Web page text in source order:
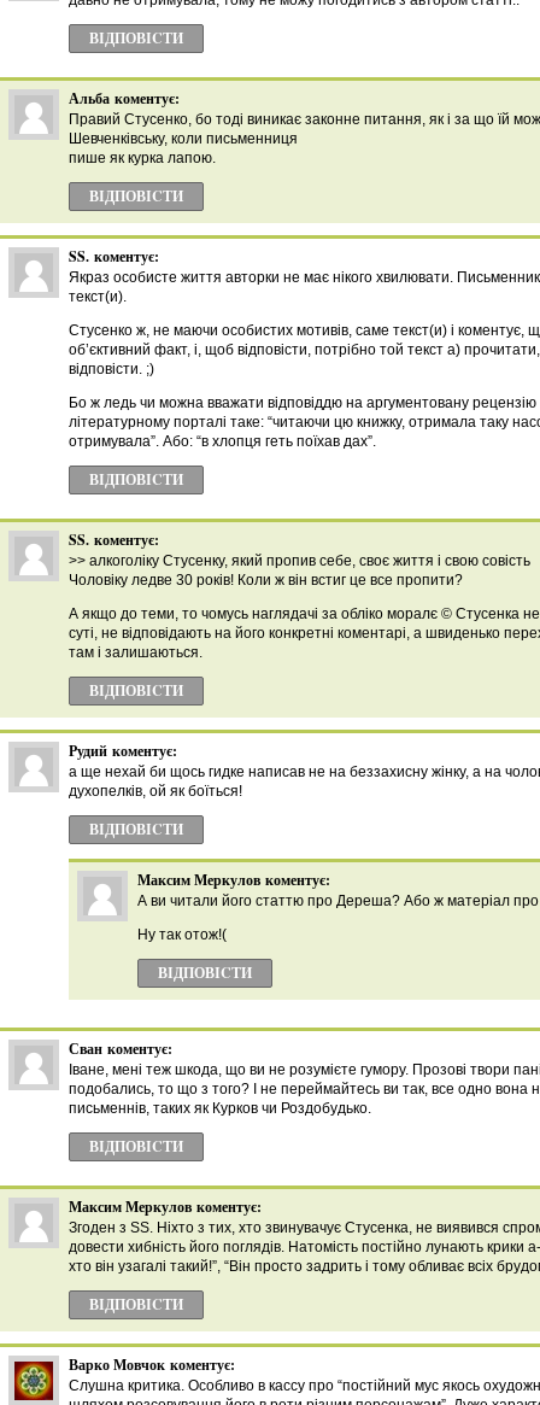
ВІДПОВІCТИ
Альба коментує:
Правий Стусенко, бо тоді виникає законне питання, як і за що їй
Шевченківську, коли письменниця
пише як курка лапою.
ВІДПОВІCТИ
SS. коментує:
Якраз особисте життя авторки не має нікого хвилювати.
текст(и).
Стусенко ж, не маючи особистих мотивів, саме текст(и) і коментує,
об’єктивний факт, і, щоб відповісти, потрібно той текст а)
відповісти. ;)
Бо ж ледь чи можна вважати відповіддю на аргументовану
літературному порталі таке: “читаючи цю книжку, отримала таку
отримувала”. Або: “в хлопця геть поїхав дах”.
ВІДПОВІCТИ
SS. коментує:
>> алкоголіку Стусенку, який пропив себе, своє життя і свою совість
Чоловіку ледве 30 років! Коли ж він встиг це все пропити?
А якщо до теми, то чомусь наглядачі за обліко моралє © Стусенка
суті, не відповідають на його конкретні коментарі, а швиденько
там і залишаються.
ВІДПОВІCТИ
Рудий коментує:
а ще нехай би щось гидке написав не на беззахисну жінку, а на
духопелків, ой як боїться!
ВІДПОВІCТИ
Максим Меркулов коментує:
А ви читали його статтю про Дереша? Або ж матеріал про
Ну так отож!(
ВІДПОВІCТИ
Сван коментує:
Іване, мені теж шкода, що ви не розумієте гумору. Прозові твори
подобались, то що з того? І не переймайтесь ви так, все одно вона
письменнів, таких як Курков чи Роздобудько.
ВІДПОВІCТИ
Максим Меркулов коментує:
Згоден з SS. Ніхто з тих, хто звинувачує Стусенка, не виявився
довести хибність його поглядів. Натомість постійно лунають крики
хто він узагалі такий!”, “Він просто задрить і тому обливає всіх
ВІДПОВІCТИ
Варко Мовчок коментує:
Слушна критика. Особливо в кассу про “постійний мус якось